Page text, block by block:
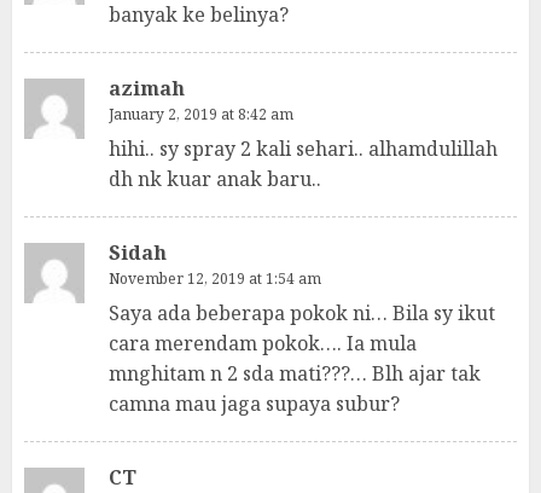
banyak ke belinya?
azimah
January 2, 2019 at 8:42 am
hihi.. sy spray 2 kali sehari.. alhamdulillah
dh nk kuar anak baru..
Sidah
November 12, 2019 at 1:54 am
Saya ada beberapa pokok ni… Bila sy ikut
cara merendam pokok…. Ia mula
mnghitam n 2 sda mati???… Blh ajar tak
camna mau jaga supaya subur?
CT